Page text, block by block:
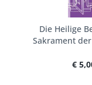
Die Heilige
Sakrament
€